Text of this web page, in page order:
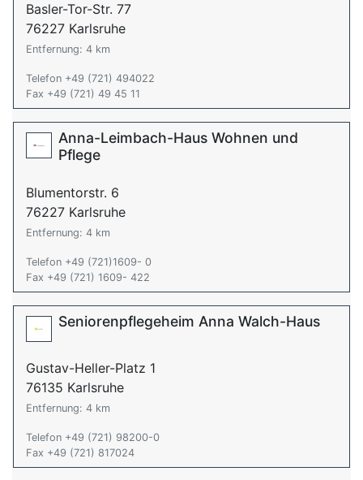
Basler-Tor-Str. 77
76227 Karlsruhe
Entfernung: 4 km
Telefon +49 (721) 494022
Fax +49 (721) 49 45 11
Anna-Leimbach-Haus Wohnen und
Pflege
Blumentorstr. 6
76227 Karlsruhe
Entfernung: 4 km
Telefon +49 (721)1609- 0
Fax +49 (721) 1609- 422
Seniorenpflegeheim Anna Walch-Haus
Gustav-Heller-Platz 1
76135 Karlsruhe
Entfernung: 4 km
Telefon +49 (721) 98200-0
Fax +49 (721) 817024